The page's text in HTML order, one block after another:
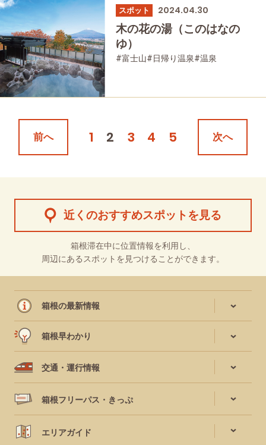
スポット 2024.04.30
木の花の湯（このはなの
ゆ）
#富士山#日帰り温泉#温泉
前へ 1 2 3 4 5 次へ
近くのおすすめスポットを見る
箱根滞在中に位置情報を利用し、
周辺にあるスポットを見つけることができます。
箱根の最新情報
箱根早わかり
交通・運行情報
箱根フリーパス・きっぷ
エリアガイド